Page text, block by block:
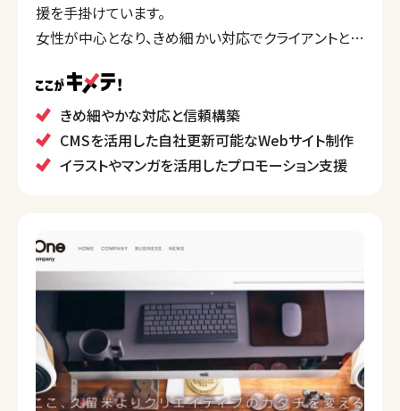
援を手掛けています。
女性が中心となり、きめ細かい対応でクライアントと信
サイト制作に強みがあり、チラシやパンフレットのデザ
インも提供。
さらに、オリジナルイラストやマンガの制作を行い、独
自のキャラクターを用いたプロモーションも行ってい
きめ細やかな対応と信頼構築
CMSを活用した自社更新可能なWebサイト制作
イラストやマンガを活用したプロモーション支援